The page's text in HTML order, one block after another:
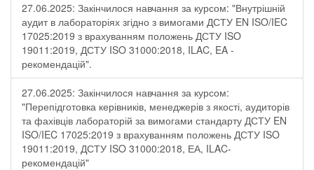
27.06.2025: Закінчилося навчання за курсом: "Внутрішній
аудит в лабораторіях згідно з вимогами ДСТУ EN ISO/IEC
17025:2019 з врахуванням положень ДСТУ ISO
19011:2019, ДСТУ ISO 31000:2018, ILAC, EA -
рекомендацій".
27.06.2025: Закінчилося навчання за курсом:
"Перепідготовка керівників, менеджерів з якості, аудиторів
та фахівців лабораторій за вимогами стандарту ДСТУ EN
ISO/IEC 17025:2019 з врахуванням положень ДСТУ ISO
19011:2019, ДСТУ ISO 31000:2018, ЕА, ILAC-
рекомендацій"